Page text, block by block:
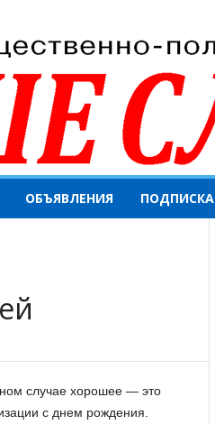
ОБЪЯВЛЕНИЯ ПОДПИСКА
случае хорошее — это
с днем рождения.